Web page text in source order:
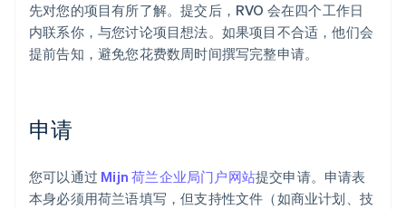
先对您的项目有所了解。提交后，RVO 会在四个工作日
内联系你，与您讨论项目想法。如果项目不合适，他们会
提前告知，避免您花费数周时间撰写完整申请。
申请
您可以通过 Mijn 荷兰企业局门户网站提交申请。申请表
本身必须用荷兰语填写，但支持性文件（如商业计划、技